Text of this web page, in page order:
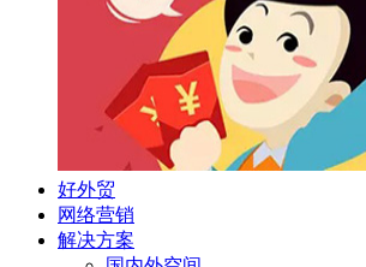
好外贸
网络营销
解决方案